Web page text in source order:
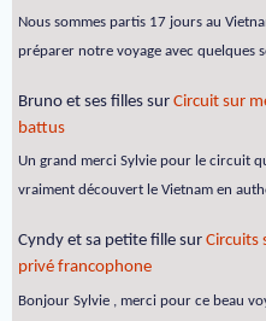
Nous sommes partis 17 jours au
préparer notre voyage avec quelques
Bruno et ses filles sur Circuit sur
battus
Un grand merci Sylvie pour le circuit
vraiment découvert le Vietnam en
Cyndy et sa petite fille sur Circuits
privé francophone
Bonjour Sylvie , merci pour ce beau